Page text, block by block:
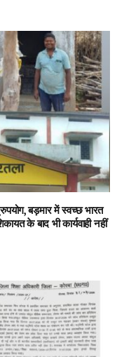
बड़मार में स्वच्छ भारत
के बाद भी कार्यवाही नहीं